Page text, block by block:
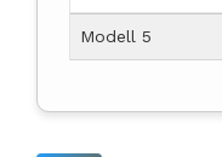
Modell 5